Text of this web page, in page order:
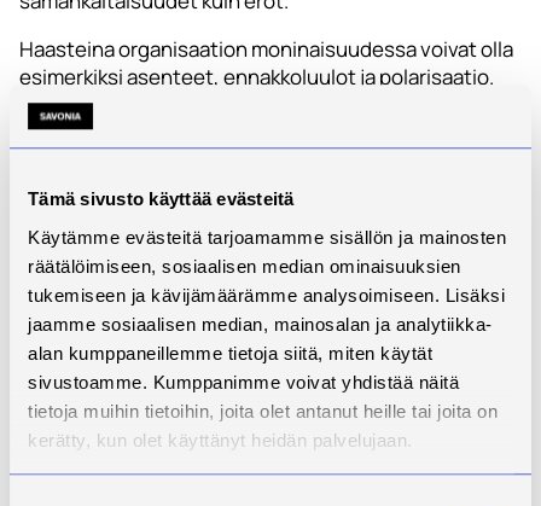
Tämä sivusto käyttää evästeitä
Käytämme evästeitä tarjoamamme sisällön ja mainosten
räätälöimiseen, sosiaalisen median ominaisuuksien
tukemiseen ja kävijämäärämme analysoimiseen. Lisäksi
jaamme sosiaalisen median, mainosalan ja analytiikka-
alan kumppaneillemme tietoja siitä, miten käytät
sivustoamme. Kumppanimme voivat yhdistää näitä
tietoja muihin tietoihin, joita olet antanut heille tai joita on
kerätty, kun olet käyttänyt heidän palvelujaan.
Haasteina organisaation moninaisuudessa voivat olla
esimerkiksi asenteet, ennakkoluulot ja polarisaatio.
Näiden tunnistaminen ja käsittely edellyttävät
tietoista johtajuutta, avointa keskustelua sekä
tilanteiseen voi omassa ajattelussaan liittyä.
Tietoinen johtajuus ja yhteisön tuki
Tietoinen johtajuus tarkoittaa omien asenteiden ja
sokeiden pisteiden tunnistamista sekä esimerkin
näyttämistä arjessa. Johtajilla on vastuu tuntea tasa-
arvo- ja yhdenvertaisuuslainsäädännön periaatteet
sekä rakentaa selkeän viestinnän ja hyvän
perehdytyksen käytäntöjä.
Monimuotoisuuden edistäminen ei kuitenkaan ole